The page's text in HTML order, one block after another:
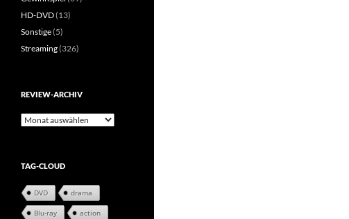
HD-DVD(13)
Sonstige(5)
Streaming(326)
REVIEW-ARCHIV
Review-
TAG-CLOUD
DVD drama
Blu-ray action